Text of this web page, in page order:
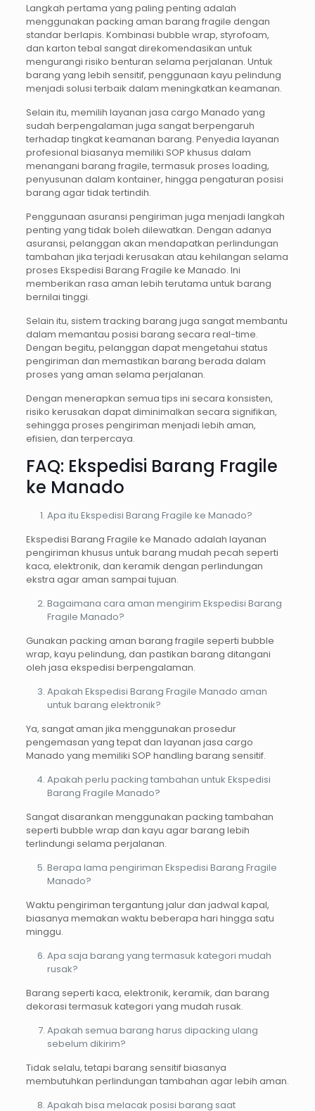
Langkah pertama yang paling penting adalah
menggunakan packing aman barang fragile dengan
standar berlapis. Kombinasi bubble wrap, styrofoam,
dan karton tebal sangat direkomendasikan untuk
mengurangi risiko benturan selama perjalanan. Untuk
barang yang lebih sensitif, penggunaan kayu pelindung
menjadi solusi terbaik dalam meningkatkan keamanan.
Selain itu, memilih layanan jasa cargo Manado yang
sudah berpengalaman juga sangat berpengaruh
terhadap tingkat keamanan barang. Penyedia layanan
profesional biasanya memiliki SOP khusus dalam
menangani barang fragile, termasuk proses loading,
penyusunan dalam kontainer, hingga pengaturan posisi
barang agar tidak tertindih.
Penggunaan asuransi pengiriman juga menjadi langkah
penting yang tidak boleh dilewatkan. Dengan adanya
asuransi, pelanggan akan mendapatkan perlindungan
tambahan jika terjadi kerusakan atau kehilangan selama
proses Ekspedisi Barang Fragile ke Manado. Ini
memberikan rasa aman lebih terutama untuk barang
bernilai tinggi.
Selain itu, sistem tracking barang juga sangat membantu
dalam memantau posisi barang secara real-time.
Dengan begitu, pelanggan dapat mengetahui status
pengiriman dan memastikan barang berada dalam
proses yang aman selama perjalanan.
Dengan menerapkan semua tips ini secara konsisten,
risiko kerusakan dapat diminimalkan secara signifikan,
sehingga proses pengiriman menjadi lebih aman,
efisien, dan terpercaya.
FAQ: Ekspedisi Barang Fragile
ke Manado
Apa itu Ekspedisi Barang Fragile ke Manado?
Ekspedisi Barang Fragile ke Manado adalah layanan
pengiriman khusus untuk barang mudah pecah seperti
kaca, elektronik, dan keramik dengan perlindungan
ekstra agar aman sampai tujuan.
Bagaimana cara aman mengirim Ekspedisi Barang
Fragile Manado?
Gunakan packing aman barang fragile seperti bubble
wrap, kayu pelindung, dan pastikan barang ditangani
oleh jasa ekspedisi berpengalaman.
Apakah Ekspedisi Barang Fragile Manado aman
untuk barang elektronik?
Ya, sangat aman jika menggunakan prosedur
pengemasan yang tepat dan layanan jasa cargo
Manado yang memiliki SOP handling barang sensitif.
Apakah perlu packing tambahan untuk Ekspedisi
Barang Fragile Manado?
Sangat disarankan menggunakan packing tambahan
seperti bubble wrap dan kayu agar barang lebih
terlindungi selama perjalanan.
Berapa lama pengiriman Ekspedisi Barang Fragile
Manado?
Waktu pengiriman tergantung jalur dan jadwal kapal,
biasanya memakan waktu beberapa hari hingga satu
minggu.
Apa saja barang yang termasuk kategori mudah
rusak?
Barang seperti kaca, elektronik, keramik, dan barang
dekorasi termasuk kategori yang mudah rusak.
Apakah semua barang harus dipacking ulang
sebelum dikirim?
Tidak selalu, tetapi barang sensitif biasanya
membutuhkan perlindungan tambahan agar lebih aman.
Apakah bisa melacak posisi barang saat